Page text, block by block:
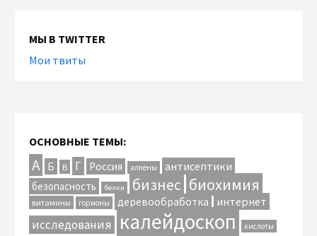
МЫ В TWITTER
Мои твиты
ОСНОВНЫЕ ТЕМЫ:
А Б В Г Россия алкены антисептики
безопасность белки бизнес биохимия
витамины гормоны деревообработка интернет
исследования калейдоскоп кислоты